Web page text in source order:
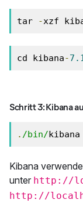
tar -xzf
cd kibana-
Schritt 3: Kibana
. /bin/kibana
Kibana
unter http://
http://